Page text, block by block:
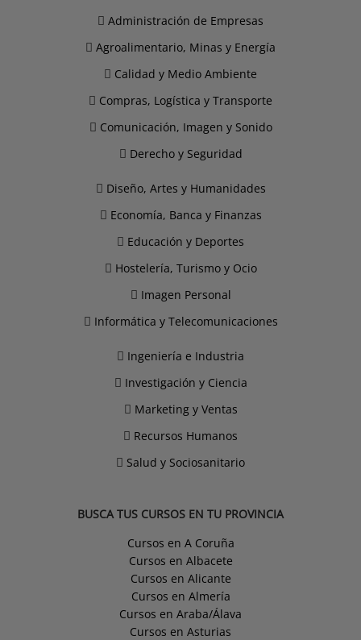
Administración de Empresas
Agroalimentario, Minas y Energía
Calidad y Medio Ambiente
Compras, Logística y Transporte
Comunicación, Imagen y Sonido
Derecho y Seguridad
Diseño, Artes y Humanidades
Economía, Banca y Finanzas
Educación y Deportes
Hostelería, Turismo y Ocio
Imagen Personal
Informática y Telecomunicaciones
Ingeniería e Industria
Investigación y Ciencia
Marketing y Ventas
Recursos Humanos
Salud y Sociosanitario
BUSCA TUS CURSOS EN TU PROVINCIA
Cursos en A Coruña
Cursos en Albacete
Cursos en Alicante
Cursos en Almería
Cursos en Araba/Álava
Cursos en Asturias